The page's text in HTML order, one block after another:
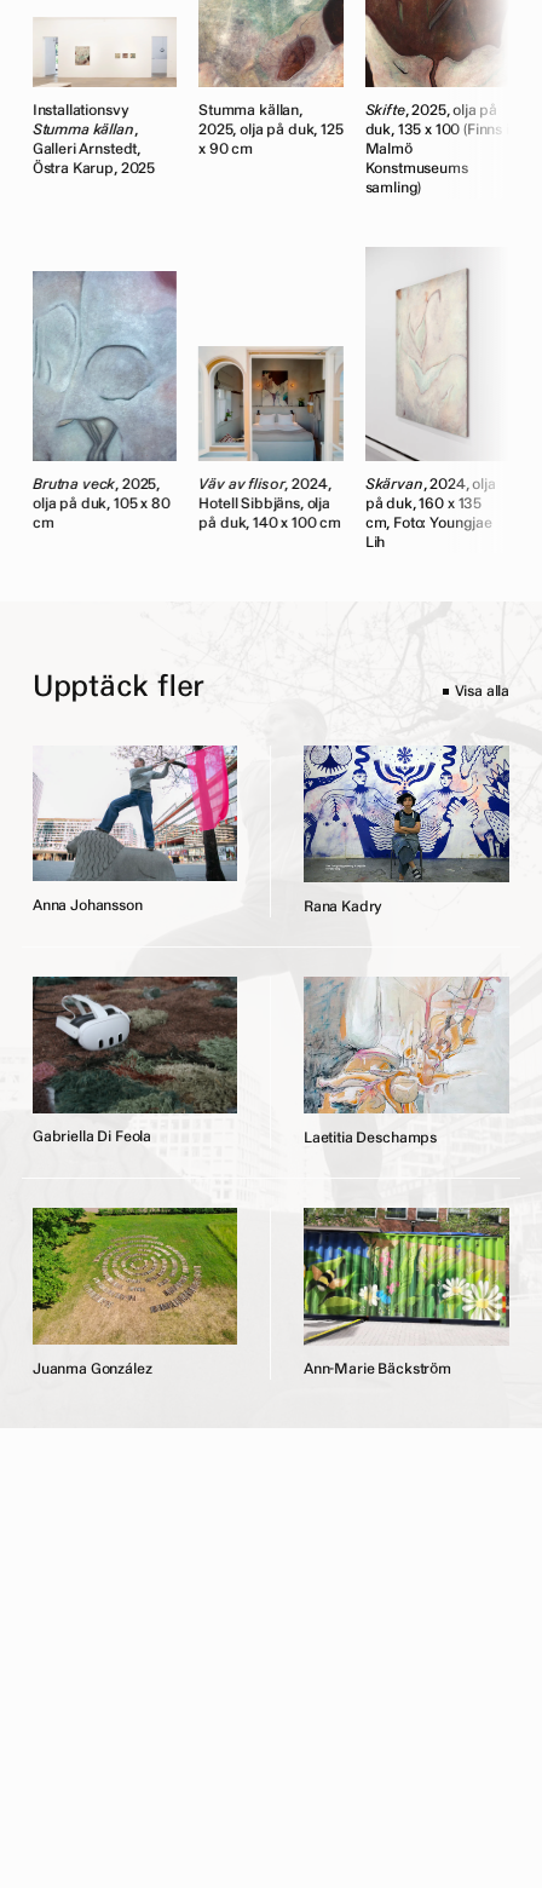
Installationsvy
Stumma källan,
Galleri Arnstedt,
Östra Karup, 2025
Stumma källan,
2025, olja på duk, 125
x 90 cm
Skifte, 2025, olja på
duk, 135 x 100 (Finns i
Malmö
Konstmuseums
samling)
Brutna veck, 2025,
olja på duk, 105 x 80
cm
Väv av flisor, 2024,
Hotell Sibbjäns, olja
på duk, 140 x 100 cm
Skärvan, 2024, olja
på duk, 160 x 135
cm, Foto: Youngjae
Lih
Upptäck fler Visa alla
Anna Johansson Rana Kad ry
Gabriella Di Feola Laetitia Deschamps
Juanma González Ann-Marie Bäckström